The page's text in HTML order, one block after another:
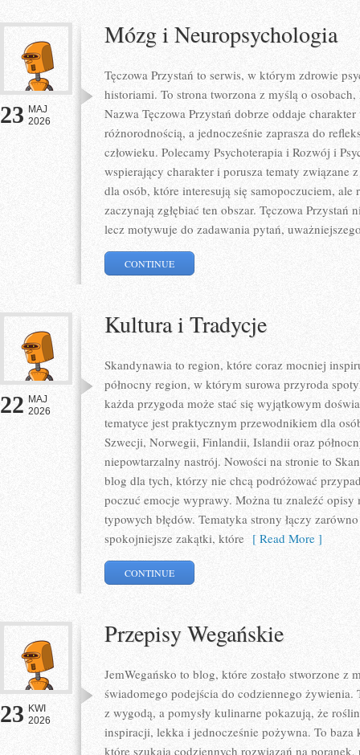
23 MAJ
2026
Mózg i Neuropsychologia
Tęczowa Przystań to serwis, w którym zdrowie
historiami. To strona tworzona z myślą o
Nazwa Tęczowa Przystań dobrze oddaje
różnorodnością, a jednocześnie zaprasza do
człowieku. Polecamy Psychoterapia i Rozwój i
wspierający charakter i porusza tematy związane
dla osób, które interesują się samopoczuciem,
zaczynają zgłębiać ten obszar. Tęczowa Przystań
lecz motywuje do zadawania pytań,
CONTINUE
22 MAJ
2026
Kultura i Tradycje
Skandynawia to region, które coraz mocniej
północny region, w którym surowa przyroda
każda przygoda może stać się wyjątkowym
tematyce jest praktycznym przewodnikiem dla
Szwecji, Norwegii, Finlandii, Islandii oraz
niepowtarzalny nastrój. Nowości na stronie to
blog dla tych, którzy nie chcą podróżować
poczuć emocje wyprawy. Można tu znaleźć
typowych błędów. Tematyka strony łączy
spokojniejsze zakątki, które [ Read More ]
CONTINUE
23 KWI
2026
Przepisy Wegańskie
JemWegańsko to blog, które zostało stworzone z
świadomego podejścia do codziennego żywienia.
z wygodą, a pomysły kulinarne pokazują, że
inspiracji, lekka i jednocześnie pożywna. To
które szukają codziennych rozwiązań na